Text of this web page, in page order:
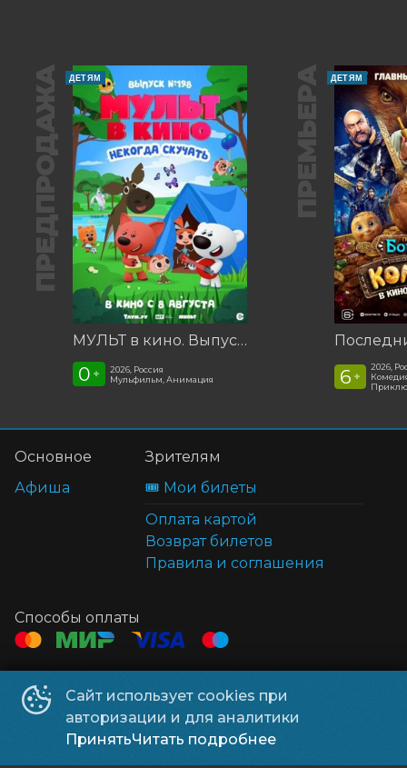
ПРЕДПРОДАЖА ДЕТЯМ
МУЛЬТ в кино. Выпуск №198. Некогда скучать
0 +
2026, Россия
Мульфильм, Анимация
ПРЕМЬЕРА ДЕТЯМ
6 +
2026,
Сайт использует cookies при
авторизации и для аналитики
ПринятьЧитать подробнее
Основное
Афиша
Зрителям
🎟️ Мои билеты
Оплата картой
Возврат билетов
Правила и соглашения
Способы оплаты
Контакты
ТЦ Клён
+7 914 322-70-60
ТЦ Мега +7 914 689-28-11